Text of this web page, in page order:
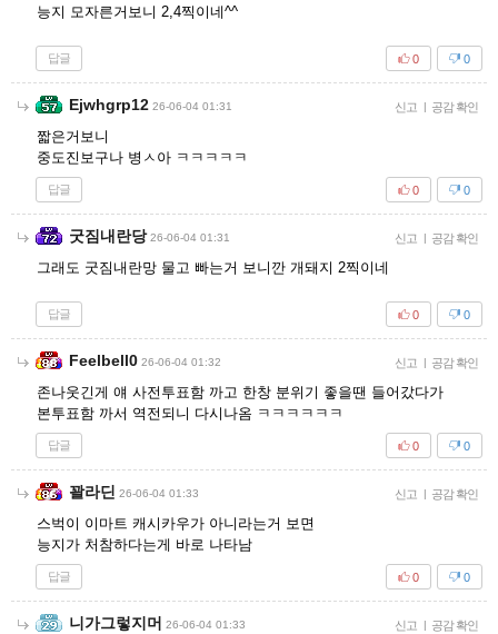
능지 모자른거보니 2,4찍이네^^
답글 0
0
Ejwhgrp12 26-06-04 01:31 신고 | 공감 확인
짧은거보니
중도진보구나 병ㅅ아 ㅋㅋㅋㅋㅋ
답글 0
0
굿짐내란당 26-06-04 01:31 신고 | 공감 확인
그래도 굿짐내란망 물고 빠는거 보니깐 개돼지 2찍이네
답글 0
0
Feelbell0 26-06-04 01:32 신고 | 공감 확인
존나웃긴게 얘 사전투표함 까고 한창 분위기 좋을땐 들어갔다가
본투표함 까서 역전되니 다시나옴 ㅋㅋㅋㅋㅋㅋ
답글 0
0
꽐라딘 26-06-04 01:33 신고 | 공감 확인
스벅이 이마트 캐시카우가 아니라는거 보면
능지가 처참하다는게 바로 나타남
답글 0
0
니가그렇지머 26-06-04 01:33 신고 | 공감 확인